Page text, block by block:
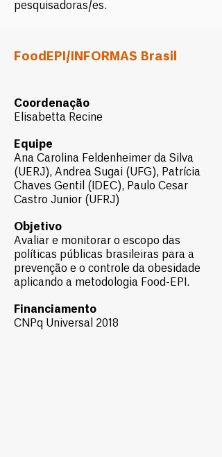
pesquisadoras/es.
FoodEPI/INFORMAS Brasil
Coordenação
Elisabetta Recine
Equipe
Ana Carolina Feldenheimer da Silva
(UERJ), Andrea Sugai (UFG), Patrícia
Chaves Gentil (IDEC), Paulo Cesar
Castro Junior (UFRJ)
Objetivo
Avaliar e monitorar o escopo das
políticas públicas brasileiras para a
prevenção e o controle da obesidade
aplicando a metodologia Food-EPI.
Financiamento
CNPq Universal 2018